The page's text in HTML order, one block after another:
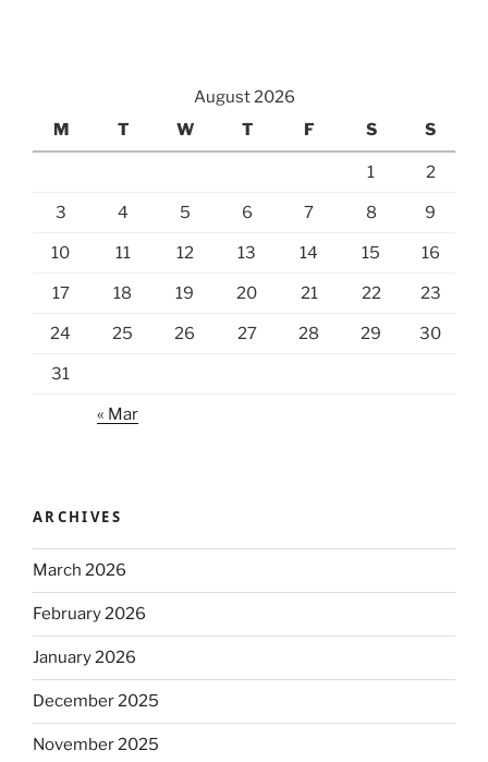
August 2026
M
T W T F S S
1 2
3 4 5 6 7 8 9
10 11 12 13 14 15 16
17 18 19 20 21 22 23
24 25 26 27 28 29 30
31
« Mar
ARCHIVES
March 2026
February 2026
January 2026
December 2025
November 2025